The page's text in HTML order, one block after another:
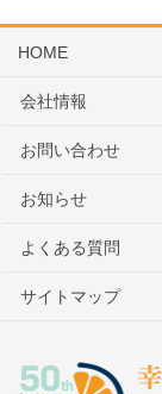
HOME
会社情報
お問い合わせ
お知らせ
よくある質問
サイトマップ